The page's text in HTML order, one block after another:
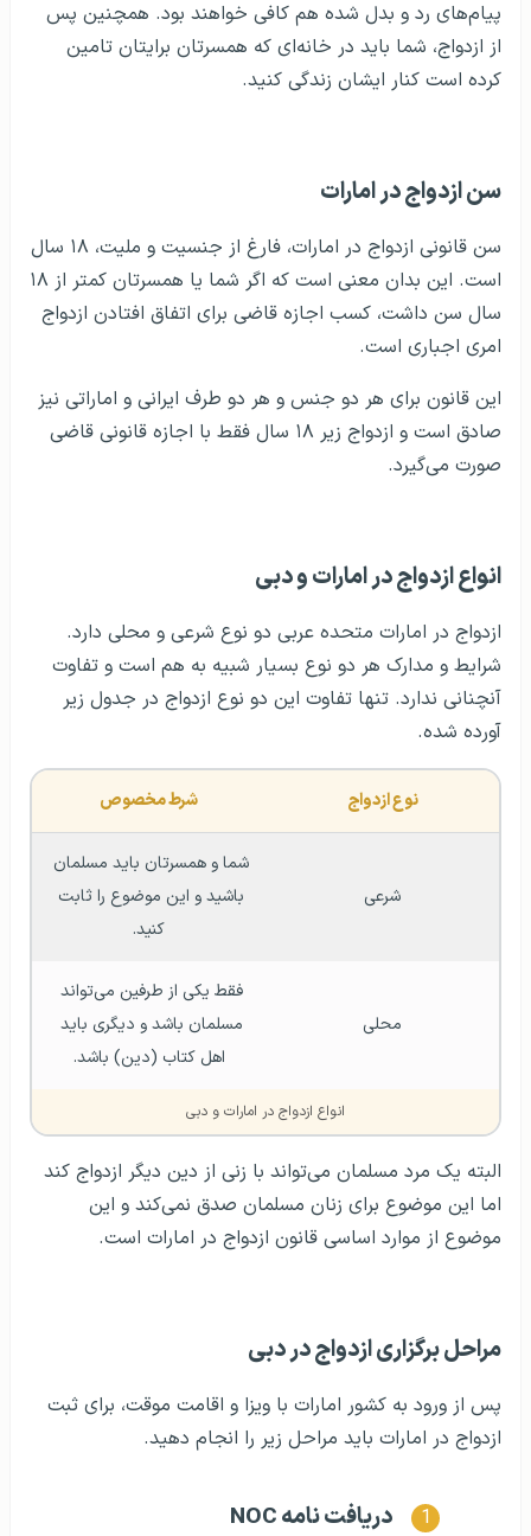
پیام‌های رد و بدل شده هم کافی خواهند بود. همچنین پس
از ازدواج، شما باید در خانه‌ای که همسرتان برایتان تامین
کرده است کنار ایشان زندگی کنید.
سن ازدواج در امارات
سن قانونی ازدواج در امارات، فارغ از جنسیت و ملیت، ۱۸ سال
است. این بدان معنی است که اگر شما یا همسرتان کمتر از ۱۸
سال سن داشت، کسب اجازه قاضی برای اتفاق افتادن ازدواج
امری اجباری است.
این قانون برای هر دو جنس و هر دو طرف ایرانی و اماراتی نیز
صادق است و ازدواج زیر ۱۸ سال فقط با اجازه قانونی قاضی
صورت می‌گیرد.
انواع ازدواج در امارات و دبی
ازدواج در امارات متحده عربی دو نوع شرعی و محلی دارد.
شرایط و مدارک هر دو نوع بسیار شبیه به هم است و تفاوت
آنچنانی ندارد. تنها تفاوت این دو نوع ازدواج در جدول زیر
آورده شده.
نوع ازدواج شرط مخصوص
شرعی
کنید.
محلی
اهل کتاب (دین) باشد.
انواع ازدواج در امارات و دبی
البته یک مرد مسلمان می‌تواند با زنی از دین دیگر ازدواج کند
اما این موضوع برای زنان مسلمان صدق نمی‌کند و این
موضوع از موارد اساسی قانون ازدواج در امارات است.
مراحل برگزاری ازدواج در دبی
پس از ورود به کشور امارات با ویزا و اقامت موقت، برای ثبت
ازدواج در امارات باید مراحل زیر را انجام دهید.
دریافت نامه NOC